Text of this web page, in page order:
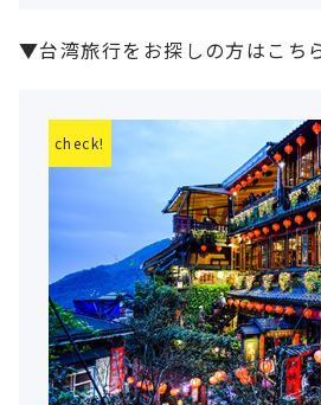
▼台湾旅行をお探しの方はこち